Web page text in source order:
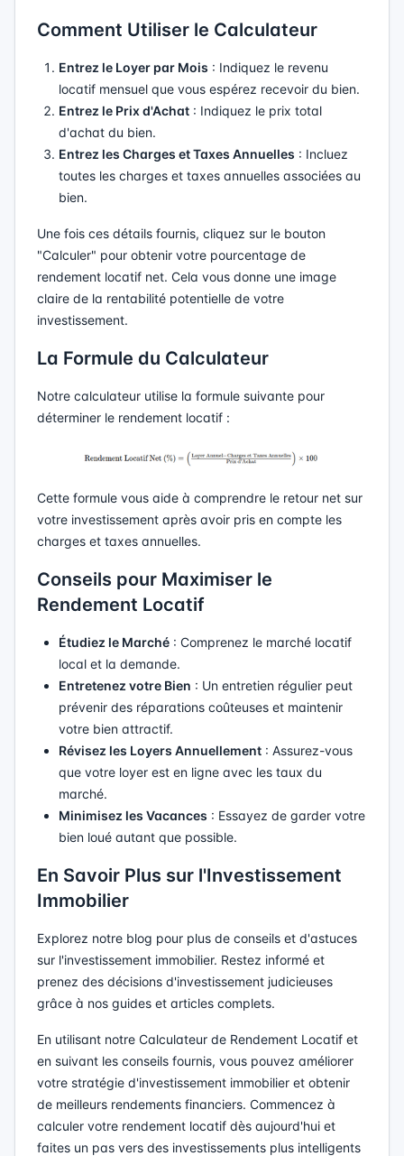
Comment Utiliser le Calculateur
Entrez le Loyer par Mois : Indiquez le revenu
locatif mensuel que vous espérez recevoir du bien.
Entrez le Prix d'Achat : Indiquez le prix total
d'achat du bien.
Entrez les Charges et Taxes Annuelles : Incluez
toutes les charges et taxes annuelles associées au
bien.
Une fois ces détails fournis, cliquez sur le bouton
"Calculer" pour obtenir votre pourcentage de
rendement locatif net. Cela vous donne une image
claire de la rentabilité potentielle de votre
investissement.
La Formule du Calculateur
Notre calculateur utilise la formule suivante pour
déterminer le rendement locatif :
Cette formule vous aide à comprendre le retour net sur
votre investissement après avoir pris en compte les
charges et taxes annuelles.
Conseils pour Maximiser le
Rendement Locatif
Étudiez le Marché : Comprenez le marché locatif
local et la demande.
Entretenez votre Bien : Un entretien régulier peut
prévenir des réparations coûteuses et maintenir
votre bien attractif.
Révisez les Loyers Annuellement : Assurez-vous
que votre loyer est en ligne avec les taux du
marché.
Minimisez les Vacances : Essayez de garder votre
bien loué autant que possible.
En Savoir Plus sur l'Investissement
Immobilier
Explorez notre blog pour plus de conseils et d'astuces
sur l'investissement immobilier. Restez informé et
prenez des décisions d'investissement judicieuses
grâce à nos guides et articles complets.
En utilisant notre Calculateur de Rendement Locatif et
en suivant les conseils fournis, vous pouvez améliorer
votre stratégie d'investissement immobilier et obtenir
de meilleurs rendements financiers. Commencez à
calculer votre rendement locatif dès aujourd'hui et
faites un pas vers des investissements plus intelligents